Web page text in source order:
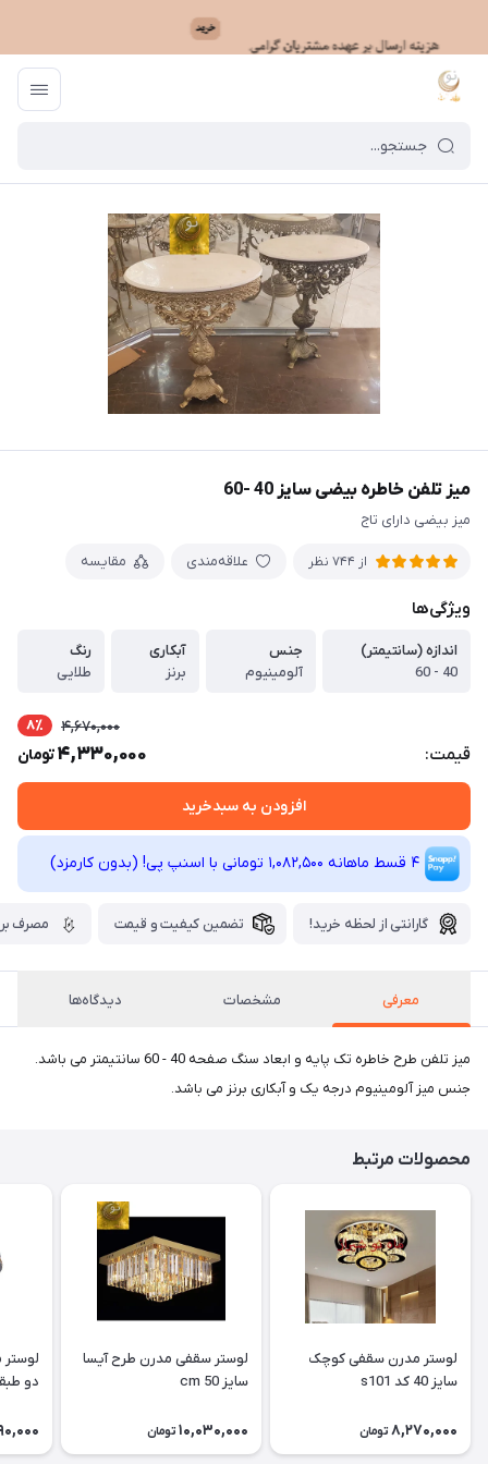
ماه نو / فهرست محصولات
میز تلفن خاطره بیضی سایز 40 -60
میز بیضی دارای تاج
از 744 نظر علاقه‌مندی مقایسه
ویژگی‌ها
اندازه (سانتیمتر)
40 - 60
جنس
آلومینیوم
آبکاری
برنز
رنگ
طلایی
قیمت:
4,670,000 8٪
4,330,000تومان
افزودن به سبدخرید
4 قسط ماهانه 1,082,500 تومانی با اسنپ ‌پی! (بدون کارمزد)
گارانتی از لحظه خرید! تضمین کیفیت و قیمت مصرف
معرفی مشخصات دیدگاه‌ها
میز تلفن طرح خاطره تک پایه و ابعاد سنگ صفحه 40 - 60 سانتیمتر می باشد.
جنس میز آلومینیوم درجه یک و آبکاری برنز می باشد.
محصولات مرتبط
لوستر مدرن سقفی کوچک
سایز 40 کد s101
8,270,000 تومان
لوستر سقفی مدرن طرح آیسا
سایز 50 cm
10,030,000 تومان
دو